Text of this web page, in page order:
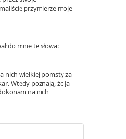
przymierze moje
do mnie te słowa:
nich wielkiej pomsty za
Wtedy poznają, że Ja
na nich